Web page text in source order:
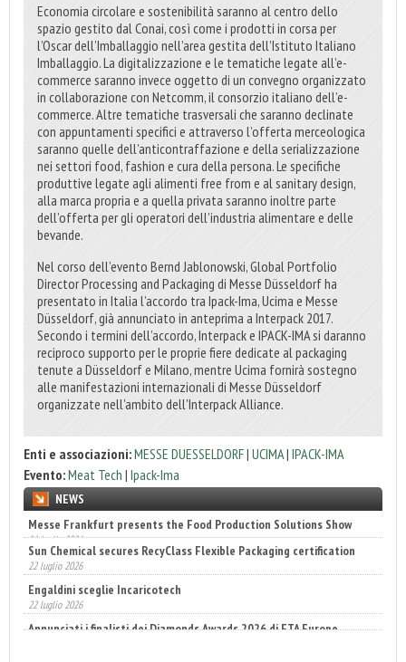
Economia circolare e sostenibilità saranno al centro dello
spazio gestito dal Conai, così come i prodotti in corsa per
l’Oscar dell’Imballaggio nell’area gestita dell’Istituto Italiano
Imballaggio. La digitalizzazione e le tematiche legate all’e-
commerce saranno invece oggetto di un convegno organizzato
in collaborazione con Netcomm, il consorzio italiano dell’e-
commerce. Altre tematiche trasversali che saranno declinate
con appuntamenti specifici e attraverso l’offerta merceologica
saranno quelle dell’anticontraffazione e della serializzazione
nei settori food, fashion e cura della persona. Le specifiche
produttive legate agli alimenti free from e al sanitary design,
alla marca propria e a quella privata saranno inoltre parte
dell’offerta per gli operatori dell’industria alimentare e delle
bevande.
Nel corso dell’evento Bernd Jablonowski, Global Portfolio
Director Processing and Packaging di Messe Düsseldorf ha
presentato in Italia l’accordo tra Ipack-Ima, Ucima e Messe
Düsseldorf, già annunciato in anteprima a Interpack 2017.
Secondo i termini dell’accordo, Interpack e IPACK-IMA si daranno
reciproco supporto per le proprie fiere dedicate al packaging
tenute a Düsseldorf e Milano, mentre Ucima fornirà sostegno
alle manifestazioni internazionali di Messe Düsseldorf
organizzate nell'ambito dell'Interpack Alliance.
Enti e associazioni:MESSE DUESSELDORF| UCIMA| IPACK-IMA
Evento:Meat Tech | Ipack-Ima
NEWS
Sun Chemical secures RecyClass Flexible Packaging certification
22 luglio 2026
Engaldini sceglie Incaricotech
22 luglio 2026
Annunciati i finalisti dei Diamonds Awards 2026 di FTA Europe
14 luglio 2026